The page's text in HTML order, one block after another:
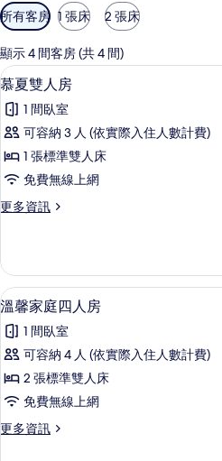
可
用
的
客
房
篩
選
條
所有客房 1 張床 2 張床
顯示 4 間客房 (共 4 間)
顯
示
慕
夏
雙
房
所
有
相
片
4
慕夏雙人房
1 間臥室
可容納 3 人 (依實際入住人數計費)
1 張標準雙人床
免費無線上網
更多資訊
更
雙
人
房
詳
情
顯
示
溫
馨
家
四
13
溫馨家庭四人房
1 間臥室
可容納 4 人 (依實際入住人數計費)
2 張標準雙人床
免費無線上網
更多資訊
更